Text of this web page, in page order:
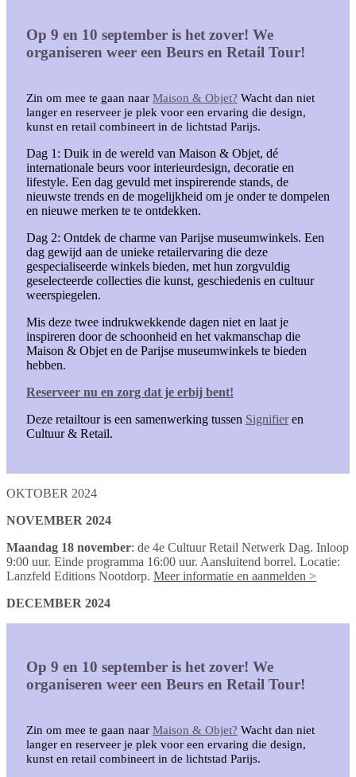
Op 9 en 10 september is het zover! We
organiseren weer een Beurs en Retail Tour!
Zin om mee te gaan naar Maison & Objet? Wacht dan niet
langer en reserveer je plek voor een ervaring die design,
kunst en retail combineert in de lichtstad Parijs.
Dag 1: Duik in de wereld van Maison & Objet, dé
internationale beurs voor interieurdesign, decoratie en
lifestyle. Een dag gevuld met inspirerende stands, de
nieuwste trends en de mogelijkheid om je onder te dompelen
en nieuwe merken te te ontdekken.
Dag 2: Ontdek de charme van Parijse museumwinkels. Een
dag gewijd aan de unieke retailervaring die deze
gespecialiseerde winkels bieden, met hun zorgvuldig
geselecteerde collecties die kunst, geschiedenis en cultuur
weerspiegelen.
Mis deze twee indrukwekkende dagen niet en laat je
inspireren door de schoonheid en het vakmanschap die
Maison & Objet en de Parijse museumwinkels te bieden
hebben.
Reserveer nu en zorg dat je erbij bent!
Deze retailtour is een samenwerking tussen Signifieren
Cultuur & Retail.
OKTOBER 2024
NOVEMBER 2024
Maandag 18 november: de 4e Cultuur Retail Netwerk Dag. Inloop
9:00 uur. Einde programma 16:00 uur. Aansluitend borrel. Locatie:
Lanzfeld Editions Nootdorp. Meer informatie en aanmelden >
DECEMBER 2024
Op 9 en 10 september is het zover! We
organiseren weer een Beurs en Retail Tour!
Zin om mee te gaan naar Maison & Objet? Wacht dan niet
langer en reserveer je plek voor een ervaring die design,
kunst en retail combineert in de lichtstad Parijs.